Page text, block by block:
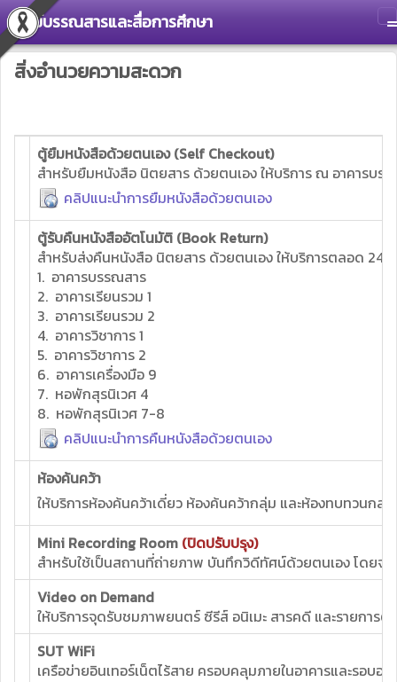
ศูนย์บรรณสารและสื่อการศึกษา
สิ่งอำนวยความสะดวก
ตู้ยืมหนังสือด้วยตนเอง (Self Checkout)
สำหรับยืมหนังสือ นิตยสาร ด้วยตนเอง ให้บริการ ณ อาคารบร
คลิปแนะนำการยืมหนังสือด้วยตนเอง
ตู้รับคืนหนังสืออัตโนมัติ (Book Return)
สำหรับส่งคืนหนังสือ นิตยสาร ด้วยตนเอง ให้บริการตลอด 24
1. อาคารบรรณสาร
2. อาคารเรียนรวม 1
3. อาคารเรียนรวม 2
4. อาคารวิชาการ 1
5. อาคารวิชาการ 2
6. อาคารเครื่องมือ 9
7. หอพักสุรนิเวศ 4
8. หอพักสุรนิเวศ 7-8
คลิปแนะนำการคืนหนังสือด้วยตนเอง
ห้องค้นคว้า
ให้บริการห้องค้นคว้าเดี่ยว ห้องค้นคว้ากลุ่ม และห้องทบทวนกลุ่
Mini Recording Room (ปิดปรับปรุง)
สำหรับใช้เป็นสถานที่ถ่ายภาพ บันทึกวิดีทัศน์ด้วยตนเอง โดยจ
Video on Demand
ให้บริการจุดรับชมภาพยนตร์ ซีรีส์ อนิเมะ สารคดี และรายการต่
SUT WiFi
เครือข่ายอินเทอร์เน็ตไร้สาย ครอบคลุมภายในอาคารและรอบ